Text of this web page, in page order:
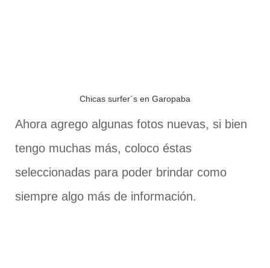
Chicas surfer´s en Garopaba
Ahora agrego algunas fotos nuevas, si bien
tengo muchas más, coloco éstas
seleccionadas para poder brindar como
siempre algo más de información.